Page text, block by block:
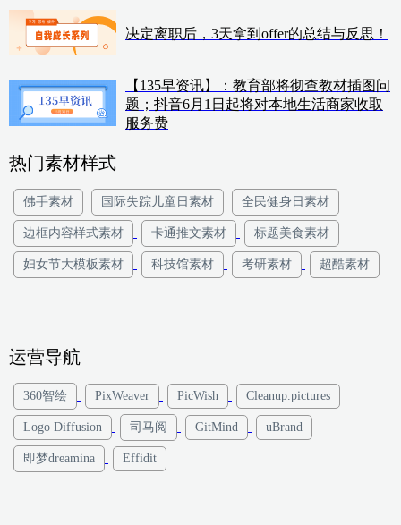
决定离职后，3天拿到offer的总结与反思！
【135早资讯】：教育部将彻查教材插图问
题；抖音6月1日起将对本地生活商家收取
服务费
热门素材样式
佛手素材 国际失踪儿童日素材 全民健身日素材
边框内容样式素材 卡通推文素材 标题美食素材
妇女节大模板素材 科技馆素材 考研素材 超酷素材
运营导航
360智绘 PixWeaver PicWish Cleanup.pictures
Logo Diffusion 司马阅 GitMind uBrand
即梦dreamina Effidit